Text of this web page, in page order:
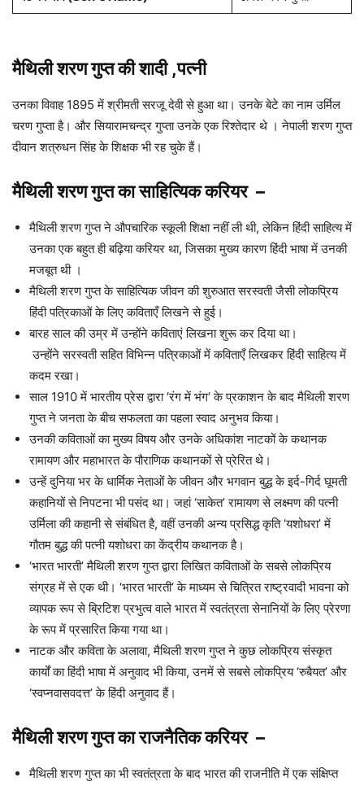
मैथिली शरण गुप्त की शादी ,पत्नी
उनका विवाह 1895 में श्रीमती सरजू देवी से हुआ था। उनके बेटे का नाम उर्मिल
चरण गुप्ता है। और सियारामचन्द्र गुप्ता उनके एक रिश्तेदार थे । नेपाली शरण गुप्त
दीवान शत्रुधन सिंह के शिक्षक भी रह चुके हैं।
मैथिली शरण गुप्त का साहित्यिक करियर –
मैथिली शरण गुप्त ने औपचारिक स्कूली शिक्षा नहीं ली थी, लेकिन हिंदी साहित्य में
उनका एक बहुत ही बढ़िया करियर था, जिसका मुख्य कारण हिंदी भाषा में उनकी
मजबूत थी ।
मैथिली शरण गुप्त के साहित्यिक जीवन की शुरुआत सरस्वती जैसी लोकप्रिय
हिंदी पत्रिकाओं के लिए कविताएँ लिखने से हुई।
बारह साल की उम्र में उन्होंने कविताएं लिखना शुरू कर दिया था।
उन्होंने सरस्वती सहित विभिन्न पत्रिकाओं में कविताएँ लिखकर हिंदी साहित्य में
कदम रखा।
साल 1910 में भारतीय प्रेस द्वारा ‘रंग में भंग’ के प्रकाशन के बाद मैथिली शरण
गुप्त ने जनता के बीच सफलता का पहला स्वाद अनुभव किया।
उनकी कविताओं का मुख्य विषय और उनके अधिकांश नाटकों के कथानक
रामायण और महाभारत के पौराणिक कथानकों से प्रेरित थे।
उन्हें दुनिया भर के धार्मिक नेताओं के जीवन और भगवान बुद्ध के इर्द-गिर्द घूमती
कहानियों से निपटना भी पसंद था। जहां ‘साकेत’ रामायण से लक्ष्मण की पत्नी
उर्मिला की कहानी से संबंधित है, वहीं उनकी अन्य प्रसिद्ध कृति ‘यशोधरा’ में
गौतम बुद्ध की पत्नी यशोधरा का केंद्रीय कथानक है।
‘भारत भारती’ मैथिली शरण गुप्त द्वारा लिखित कविताओं के सबसे लोकप्रिय
संग्रह में से एक थी। ‘भारत भारती’ के माध्यम से चित्रित राष्ट्रवादी भावना को
व्यापक रूप से ब्रिटिश प्रभुत्व वाले भारत में स्वतंत्रता सेनानियों के लिए प्रेरणा
के रूप में प्रसारित किया गया था।
नाटक और कविता के अलावा, मैथिली शरण गुप्त ने कुछ लोकप्रिय संस्कृत
कार्यों का हिंदी भाषा में अनुवाद भी किया, उनमें से सबसे लोकप्रिय ‘रुबैयत’ और
‘स्वप्नवासवदत्त’ के हिंदी अनुवाद हैं।
मैथिली शरण गुप्त का राजनैतिक करियर –
मैथिली शरण गुप्त का भी स्वतंत्रता के बाद भारत की राजनीति में एक संक्षिप्त